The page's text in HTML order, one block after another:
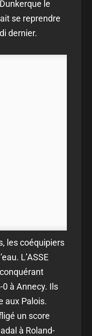
le
se reprendre
dernier.
les coéquipiers
L’ASSE
à Annecy. Ils
aux Palois.
un score
à Roland-